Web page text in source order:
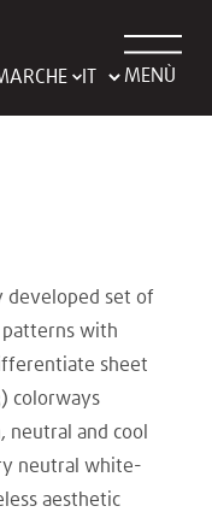
MENÙ
developed set of
with
sheet
colorways
neutral and cool
neutral white-
aesthetic